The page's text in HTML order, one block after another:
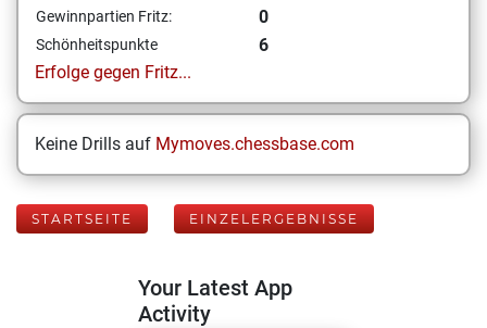
Gewinnpartien Fritz: 0
Schönheitspunkte
6
Erfolge gegen Fritz...
Keine Drills auf Mymoves.chessbase.com
STARTSEITE EINZELERGEBNISSE
Your Latest App
Activity